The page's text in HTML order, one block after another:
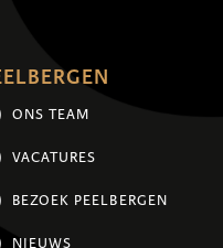
ONS TEAM
VACATURES
BEZOEK PEELBERGEN
NIEUWS